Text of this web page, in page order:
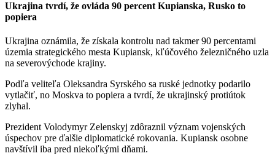
Ukrajina tvrdí, že ovláda 90 percent Kupianska, Rusko to
popiera
Ukrajina oznámila, že získala kontrolu nad takmer 90 percentami
územia strategického mesta Kupiansk, kľúčového železničného uzla
na severovýchode krajiny.
Podľa veliteľa Oleksandra Syrského sa ruské jednotky podarilo
vytlačiť, no Moskva to popiera a tvrdí, že ukrajinský protiútok
zlyhal.
Prezident Volodymyr Zelenskyj zdôraznil význam vojenských
úspechov pre ďalšie diplomatické rokovania. Kupiansk osobne
navštívil iba pred niekoľkými dňami.